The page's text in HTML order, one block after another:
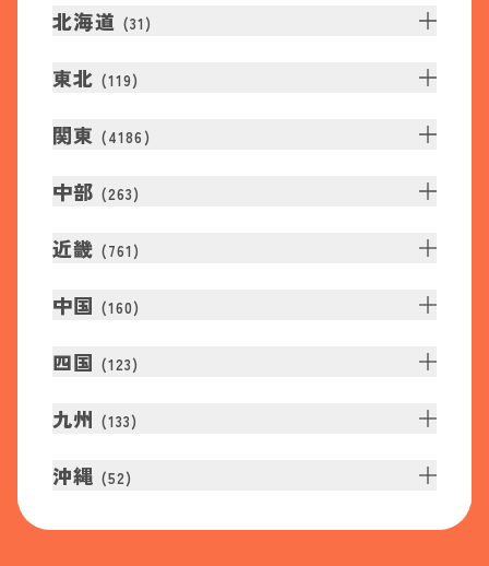
北海道 (31 )
東北 (119)
関東 (4186 )
中部 (263)
近畿 (761 )
中国 (160)
四国 (123)
九州 (133)
沖縄 (52)